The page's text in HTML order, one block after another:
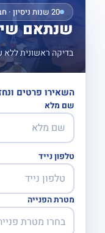
20 שנות ניסיון · חבר בהתאחדות
שנתאם
בדיקה ראשונית ללא
השאירו פרטים
שם מלא
טלפון נייד
מטרת הפנייה